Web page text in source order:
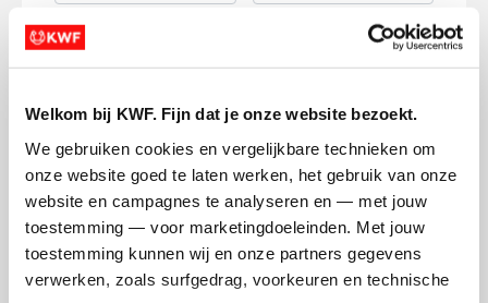
Welkom bij KWF. Fijn dat je onze website bezoekt.
We gebruiken cookies en vergelijkbare technieken om
onze website goed te laten werken, het gebruik van onze
website en campagnes te analyseren en — met jouw
toestemming — voor marketingdoeleinden. Met jouw
toestemming kunnen wij en onze partners gegevens
verwerken, zoals surfgedrag, voorkeuren en technische
Ik wil bijdragen aan de transactiekosten
en betaal €0.75 extra.
Doneer nu